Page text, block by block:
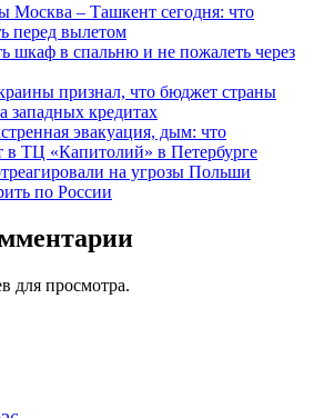
Москва – Ташкент сегодня: что
перед вылетом
шкаф в спальню и не пожалеть через
признал, что бюджет страны
западных кредитах
эвакуация, дым: что
в ТЦ «Капитолий» в Петербурге
на угрозы Польши
по России
для просмотра.